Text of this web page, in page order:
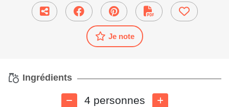
Je note
Ingrédients
4 personnes